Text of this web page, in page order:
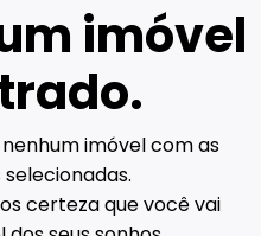
imóvel
imóvel com as
certeza que você vai